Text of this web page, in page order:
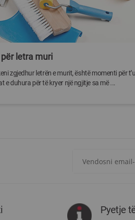
letra muri
zgjedhur letrën e murit, është momenti për
e duhura për të kryer një ngjitje sa më ...
rreth
Megatek:
Pyetje